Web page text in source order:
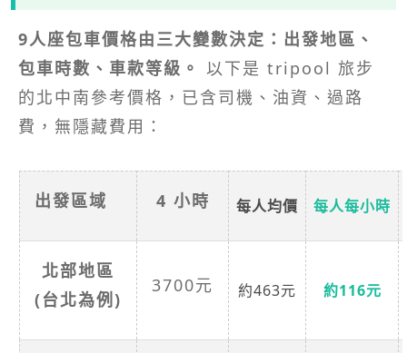
9人座包車價格由三大變數決定：出發地區、
包車時數、車款等級。 以下是 tripool 旅步
的北中南參考價格，已含司機、油資、過路
費，無隱藏費用：
出發區域 4 小時 每人均價 每人每小時
北部地區
(台北為例)
3700元 約463元 約116元